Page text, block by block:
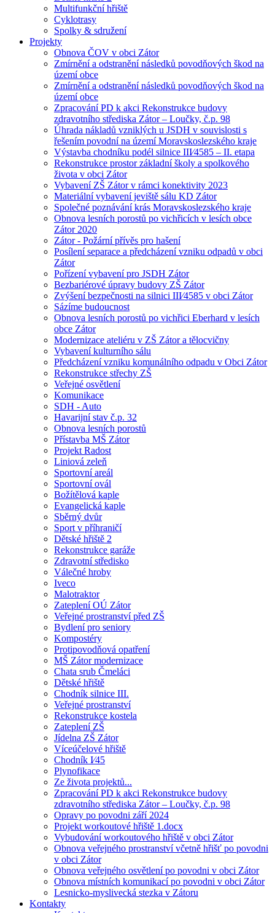
Multifunkční hřiště
Cyklotrasy
Spolky & sdružení
Projekty
Obnova ČOV v obci Zátor
Zmírnění a odstranění následků povodňových škod na
území obce
Zmírnění a odstranění následků povodňových škod na
území obce
Zpracování PD k akci Rekonstrukce budovy
zdravotního střediska Zátor – Loučky, č.p. 98
Úhrada nákladů vzniklých u JSDH v souvislosti s
řešením povodní na území Moravskoslezského kraje
Výstavba chodníku podél silnice III⁄4585 – II. etapa
Rekonstrukce prostor základní školy a spolkového
života v obci Zátor
Vybavení ZŠ Zátor v rámci konektivity 2023
Materiální vybavení jeviště sálu KD Zátor
Společné poznávání krás Moravskoslezského kraje
Obnova lesních porostů po vichřicích v lesích obce
Zátor 2020
Zátor - Požární přívěs pro hašení
Posílení separace a předcházení vzniku odpadů v obci
Zátor
Pořízení vybavení pro JSDH Zátor
Bezbariérové úpravy budovy ZŠ Zátor
Zvýšení bezpečnosti na silnici III⁄4585 v obci Zátor
Sázíme budoucnost
Obnova lesních porostů po vichřici Eberhard v lesích
obce Zátor
Modernizace ateliéru v ZŠ Zátor a tělocvičny
Vybavení kulturního sálu
Předcházení vzniku komunálního odpadu v Obci Zátor
Rekonstrukce střechy ZŠ
Veřejné osvětlení
Komunikace
SDH - Auto
Havarijní stav č.p. 32
Obnova lesních porostů
Přístavba MŠ Zátor
Projekt Radost
Liniová zeleň
Sportovní areál
Sportovní ovál
Božítělová kaple
Evangelická kaple
Sběrný dvůr
Sport v příhraničí
Dětské hřiště 2
Rekonstrukce garáže
Zdravotní středisko
Válečné hroby
Iveco
Malotraktor
Zateplení OÚ Zátor
Veřejné prostranství před ZŠ
Bydlení pro seniory
Kompostéry
Protipovodňová opatření
MŠ Zátor modernizace
Chata srub Čmeláci
Dětské hřiště
Chodník silnice III.
Veřejné prostranství
Rekonstrukce kostela
Zateplení ZŠ
Jídelna ZŠ Zátor
Víceúčelové hřiště
Chodník I⁄45
Plynofikace
Ze života projektů...
Zpracování PD k akci Rekonstrukce budovy
zdravotního střediska Zátor – Loučky, č.p. 98
Opravy po povodni září 2024
Projekt workoutové hřiště 1.docx
Vybudování workoutového hřiště v obci Zátor
Obnova veřejného prostranství včetně hřišť po povodni
v obci Zátor
Obnova veřejného osvětlení po povodni v obci Zátor
Obnova místních komunikací po povodni v obci Zátor
Lesnicko-myslivecká stezka v Zátoru
Kontakty